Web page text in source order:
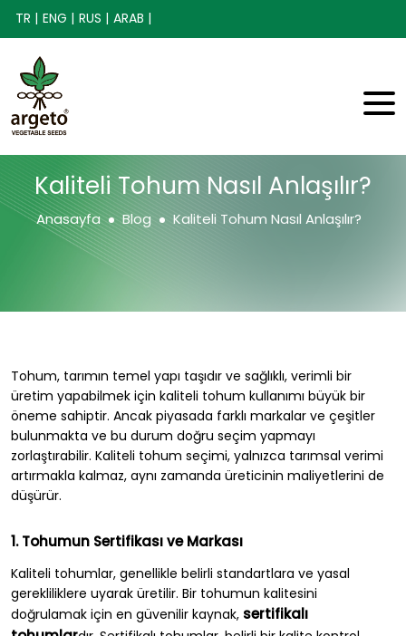
TR | ENG | RUS | ARAB |
Kaliteli Tohum Nasıl Anlaşılır?
Anasayfa Blog Kaliteli Tohum Nasıl Anlaşılır?
Tohum, tarımın temel yapı taşıdır ve sağlıklı, verimli bir
üretim yapabilmek için kaliteli tohum kullanımı büyük bir
öneme sahiptir. Ancak piyasada farklı markalar ve çeşitler
bulunmakta ve bu durum doğru seçim yapmayı
zorlaştırabilir. Kaliteli tohum seçimi, yalnızca tarımsal verimi
artırmakla kalmaz, aynı zamanda üreticinin maliyetlerini de
düşürür.
1. Tohumun Sertifikası ve Markası
Kaliteli tohumlar, genellikle belirli standartlara ve yasal
gerekliliklere uyarak üretilir. Bir tohumun kalitesini
doğrulamak için en güvenilir kaynak, sertifikalı